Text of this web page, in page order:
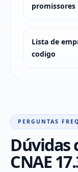
promissores
Lista de
codigo
PERGUNTAS
Dúvidas
CNAE